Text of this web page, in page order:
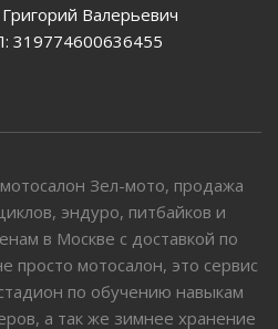
Валерьевич
319774600636455
Зел-мото, продажа
эндуро, питбайков и
в Москве с доставкой по
просто мотосалон, это сервис
по обучению навыкам
а так же зимнее хранение